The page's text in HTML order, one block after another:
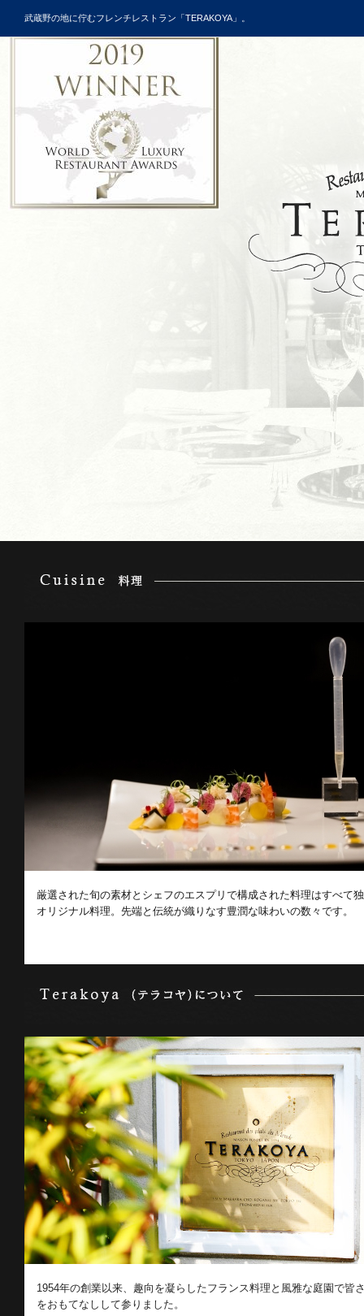
武蔵野の地に佇むフレンチレストラン「TERAKOYA」。
厳選された旬の素材とシェフのエスプリで構成された料理はすべて
オリジナル料理。先端と伝統が織りなす豊潤な味わいの数々です。
1954年の創業以来、趣向を凝らしたフランス料理と風雅な庭園で皆
をおもてなしして参りました。